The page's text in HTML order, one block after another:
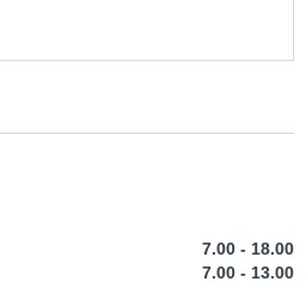
7.00 - 18.00
7.00 - 13.00